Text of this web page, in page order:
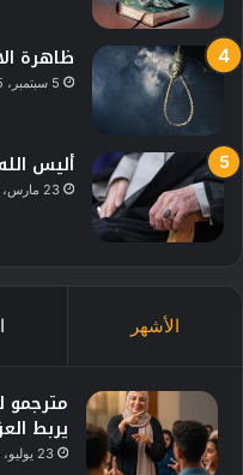
ظاهرة
5 سبتمبر، 2025
أليس
23 مارس، 2026
الأشهر
مترجمو
يربط
23 يوليو، 2025